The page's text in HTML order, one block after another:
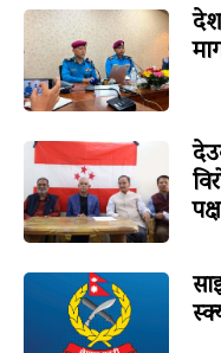
पक्ष